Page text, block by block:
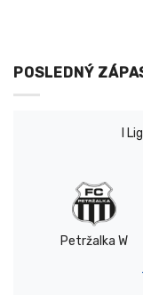
POSLEDNÝ
I
Petržalka W